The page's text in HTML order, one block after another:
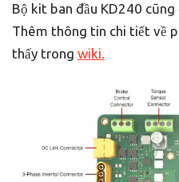
Bộ kit ban đầu KD240
Thêm thông tin chi tiết về
thấy trong wiki.